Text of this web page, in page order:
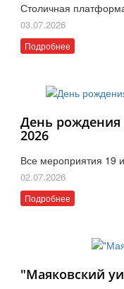
Столичная
03.07.2026
Подробнее
День рождения
2026
Все мероприятия 19
02.07.2026
Подробнее
"Маяковский